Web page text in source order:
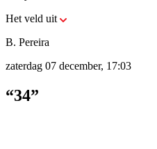
Het veld uit
B. Pereira
zaterdag 07 december, 17:03
“34”